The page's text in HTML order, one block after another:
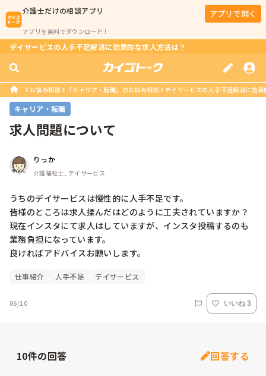
介護士だけの相談アプリ
アプリを無料でダウンロード！
アプリで開く
デイサービスの人手不足解消に効果的な求人方法は？
お悩み相談 「キャリア・転職」のお悩み相談 デイサービスの人手不足解消に効
キャリア・転職
求人問題について
りっか
介護福祉士, デイサービス
うちのデイサービスは慢性的に人手不足です。
皆様のところは求人揉んだはどのように工夫されていますか？
現在インスタにて求人はしていますが、インスタ投稿するのも
業務負担になっています。
良ければアドバイスお願いします。
仕事紹介 人手不足 デイサービス
06/10 いいね 3
10件の回答 回答する